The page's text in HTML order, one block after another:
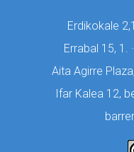
Erdikokale
Errabal 15, 1.
Aita Agirre
Ifar Kalea 12,